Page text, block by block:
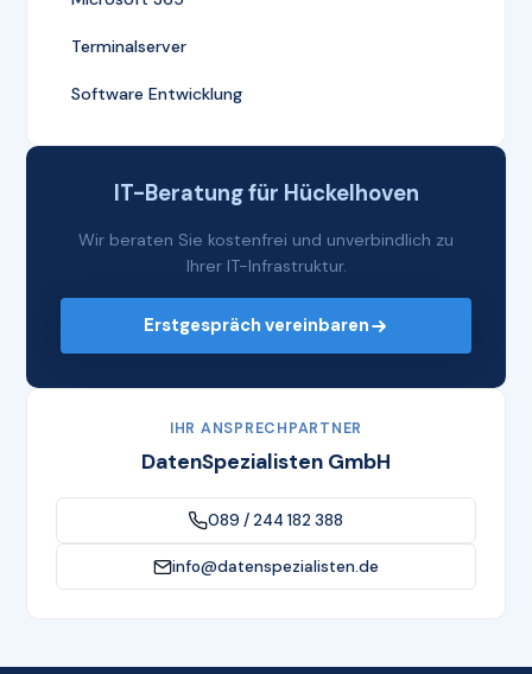
Terminalserver
Software Entwicklung
IT-Beratung für Hückelhoven
Wir beraten Sie kostenfrei und unverbindlich zu
Ihrer IT-Infrastruktur.
Erstgespräch vereinbaren
IHR ANSPRECHPARTNER
DatenSpezialisten GmbH
089 / 244 182 388
info@datenspezialisten.de